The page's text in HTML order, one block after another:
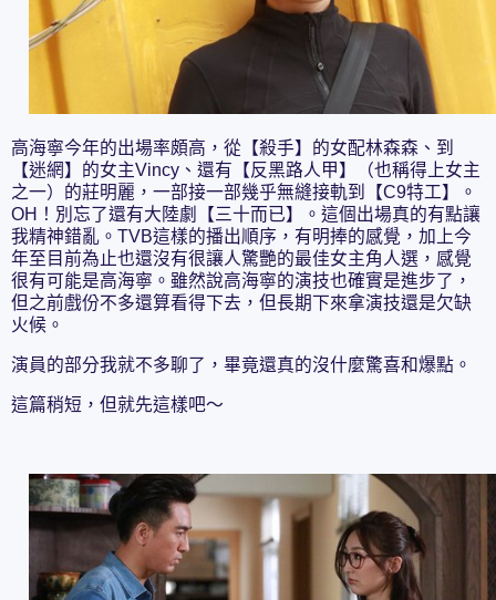
高海寧今年的出場率頗高，從【殺手】的女配林森森、到
【迷網】的女主Vincy、還有【反黑路人甲】（也稱得上女主
之一）的莊明麗，一部接一部幾乎無縫接軌到【C9特工】。
OH！別忘了還有大陸劇【三十而已】。這個出場真的有點讓
我精神錯亂。TVB這樣的播出順序，有明捧的感覺，加上今
年至目前為止也還沒有很讓人驚艷的最佳女主角人選，感覺
很有可能是高海寧。雖然說高海寧的演技也確實是進步了，
但之前戲份不多還算看得下去，但長期下來拿演技還是欠缺
火候。
演員的部分我就不多聊了，畢竟還真的沒什麼驚喜和爆點。
這篇稍短，但就先這樣吧～